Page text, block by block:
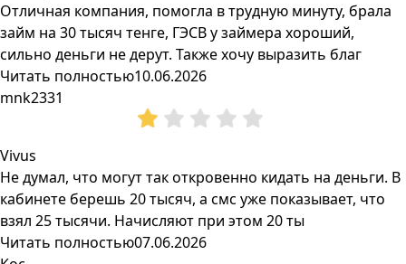
Отличная компания, помогла в трудную минуту, брала
займ на 30 тысяч тенге, ГЭСВ у займера хороший,
сильно деньги не дерут. Также хочу выразить благ
Читать полностью10.06.2026
mnk2331
Vivus
Не думал, что могут так откровенно кидать на деньги. В
кабинете берешь 20 тысяч, а смс уже показывает, что
взял 25 тысячи. Начисляют при этом 20 ты
Читать полностью07.06.2026